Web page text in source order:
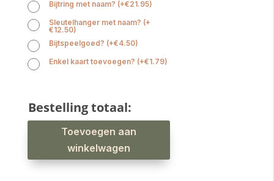
Bijtring met naam? (+€21.95)
Sleutelhanger met naam? (+
€12.50)
Bijtspeelgoed? (+€4.50)
Enkel kaart toevoegen? (+€1.79)
Bestelling totaal:
Kwijlslab
Toevoegen aan
winkelwagen